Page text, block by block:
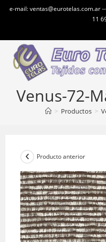
e-mail: ventas@eurotelas.com.ar
11
Venus-72-
> Productos >
Producto anterior